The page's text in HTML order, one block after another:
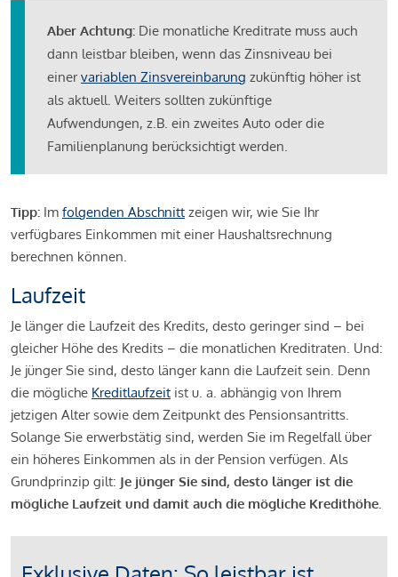
Aber Achtung: Die monatliche Kreditrate muss auch
dann leistbar bleiben, wenn das Zinsniveau bei
einervariablen Zinsvereinbarung zukünftig höher ist
als aktuell. Weiters sollten zukünftige
Aufwendungen, z.B. ein zweites Auto oder die
Familienplanung berücksichtigt werden.
Tipp: Im folgenden Abschnitt zeigen wir, wie Sie Ihr
verfügbares Einkommen mit einer Haushaltsrechnung
berechnen können.
Laufzeit
Je länger die Laufzeit des Kredits, desto geringer sind – bei
gleicher Höhe des Kredits – die monatlichen Kreditraten. Und:
Je jünger Sie sind, desto länger kann die Laufzeit sein. Denn
die mögliche Kreditlaufzeit ist u. a. abhängig von Ihrem
jetzigen Alter sowie dem Zeitpunkt des Pensionsantritts.
Solange Sie erwerbstätig sind, werden Sie im Regelfall über
ein höheres Einkommen als in der Pension verfügen. Als
Grundprinzip gilt: Je jünger Sie sind, desto länger ist die
mögliche Laufzeit und damit auch die mögliche Kredithöhe.